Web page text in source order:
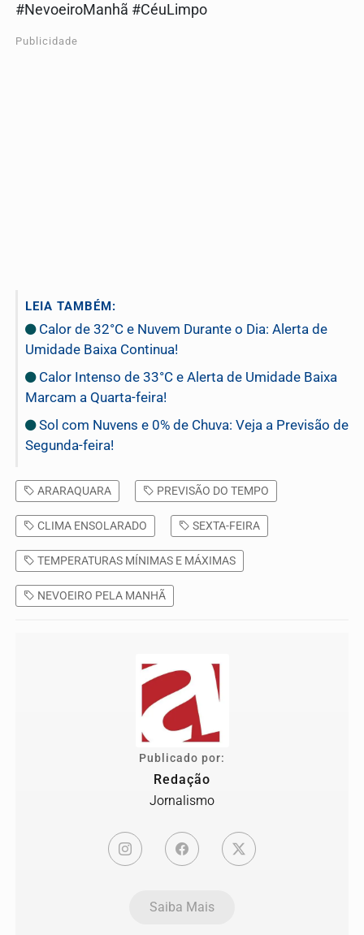
#NevoeiroManhã #CéuLimpo
Publicidade
LEIA TAMBÉM:
Calor de 32°C e Nuvem Durante o Dia: Alerta de
Umidade Baixa Continua!
Calor Intenso de 33°C e Alerta de Umidade Baixa
Marcam a Quarta-feira!
Sol com Nuvens e 0% de Chuva: Veja a Previsão de
Segunda-feira!
ARARAQUARA PREVISÃO DO TEMPO
CLIMA ENSOLARADO SEXTA-FEIRA
TEMPERATURAS MÍNIMAS E MÁXIMAS
NEVOEIRO PELA MANHÃ
Publicado por:
Redação
Jornalismo
Saiba Mais